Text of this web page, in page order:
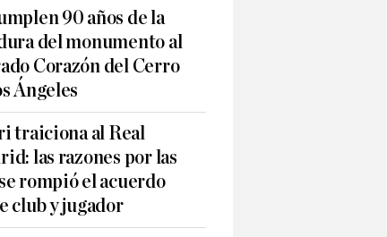
90 años de la
del monumento al
Corazón del Cerro
Ángeles
traiciona al Real
las razones por las
rompió el acuerdo
club y jugador